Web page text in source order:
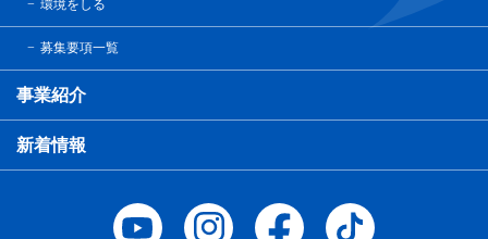
環境をしる
募集要項一覧
事業紹介
新着情報